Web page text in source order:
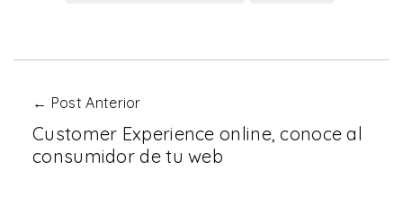
← Post Anterior
Customer Experience online, conoce al
consumidor de tu web